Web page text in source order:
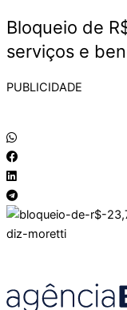
Bloqueio de
serviços e
PUBLICIDADE